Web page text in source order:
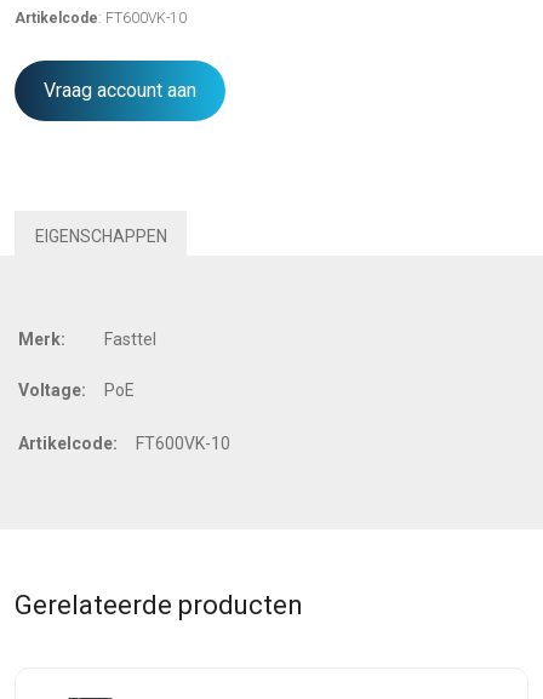
Artikelcode: FT600VK-10
Vraag account aan
EIGENSCHAPPEN
Merk: Fasttel
Voltage: PoE
Artikelcode: FT600VK-10
Gerelateerde producten